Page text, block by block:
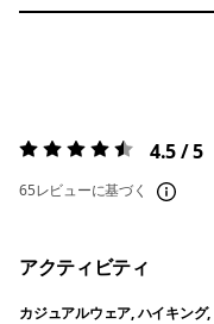
評価:4.5 / 5 4.5 / 5
65レビューに基づく
アクティビティ
カジュアルウェア, ハイキング